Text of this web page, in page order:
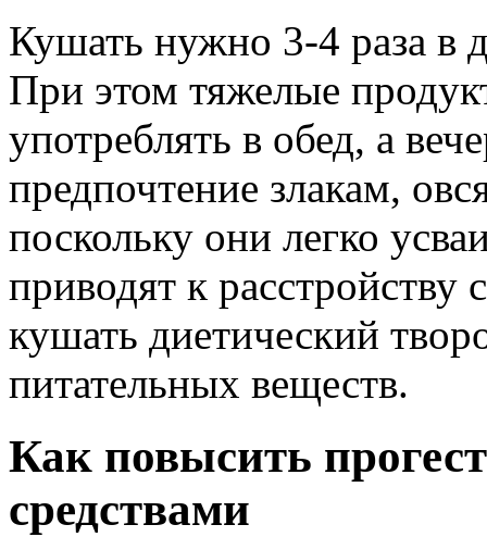
Кушать нужно 3-4 раза в
При этом тяжелые
употреблять в обед, а
предпочтение злакам,
поскольку они легко
приводят к расстройству
кушать диетический
питательных веществ.
Как повысить
средствами